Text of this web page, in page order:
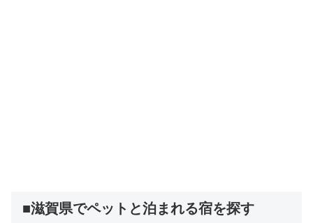
■滋賀県でペットと泊まれる宿を探す